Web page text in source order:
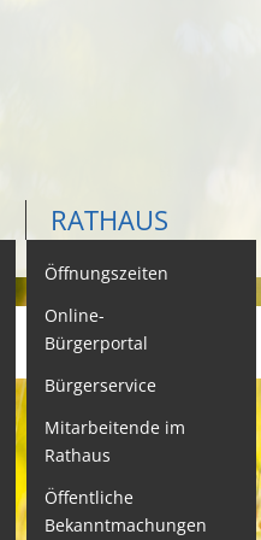
RATHAUS
Öffnungszeiten
Online-
Bürgerportal
Bürgerservice
Mitarbeitende im
Rathaus
Öffentliche
Bekanntmachungen